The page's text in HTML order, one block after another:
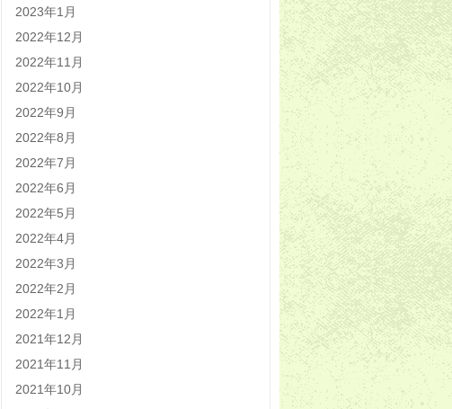
2023年1月
2022年12月
2022年11月
2022年10月
2022年9月
2022年8月
2022年7月
2022年6月
2022年5月
2022年4月
2022年3月
2022年2月
2022年1月
2021年12月
2021年11月
2021年10月